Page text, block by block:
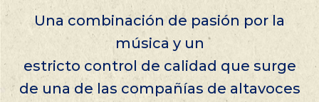
Una combinación de pasión por la
música y un
estricto control de calidad que surge
de una de las compañías de altavoces